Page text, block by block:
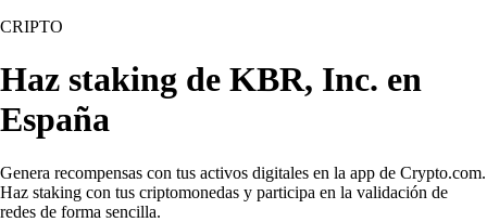
CRIPTO
Haz staking de KBR, Inc. en
España
Genera recompensas con tus activos digitales en la app de Crypto.com.
Haz staking con tus criptomonedas y participa en la validación de
redes de forma sencilla.